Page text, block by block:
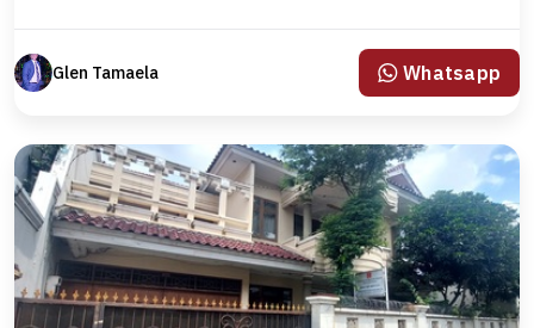
Glen Tamaela Whatsapp